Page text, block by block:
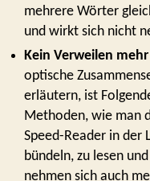
mehrere Wörter
und wirkt sich nicht
Kein Verweilen
optische
erläutern, ist
Methoden, wie man
Speed-Reader in der
bündeln, zu lesen
nehmen sich auch